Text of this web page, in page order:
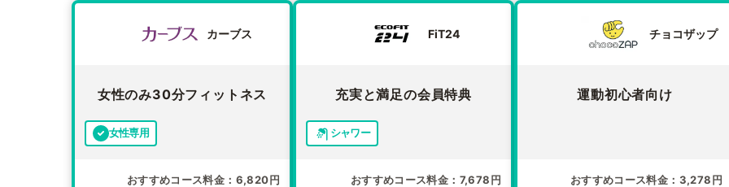
カーブス
女性のみ30分フィットネス
女性専用
おすすめコース料金 6,820円
FiT24
充実と満足の会員特典
シャワー
おすすめコース料金 7,678円
チョコザップ
運動初心者向け
おすすめコース料金 3,278円